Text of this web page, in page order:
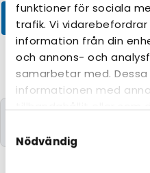
funktioner för sociala
trafik. Vi
information från din
och annons- och
samarbetar med.
informationen med
användningen av kakor
Nödvändig